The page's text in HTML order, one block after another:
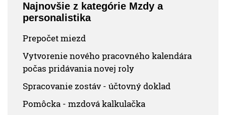
Najnovšie z kategórie Mzdy a
personalistika
Prepočet miezd
Vytvorenie nového pracovného kalendára
počas pridávania novej roly
Spracovanie zostáv - účtovný doklad
Pomôcka - mzdová kalkulačka